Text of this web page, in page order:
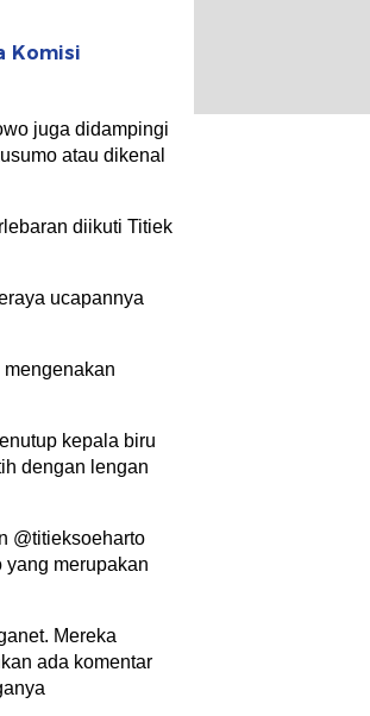
Komisi
juga didampingi
atau dikenal
diikuti Titiek
ucapannya
kepala biru
dengan lengan
@titieksoeharto
merupakan
Mereka
ada komentar